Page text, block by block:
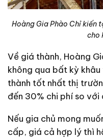
Hoàng Gia Phào Chỉ kiến
cho
Về giá thành, Hoàng
không qua bất kỳ
thành tốt nhất thị
đến 30% chi phí so
Nếu gia chủ mong
cấp, giá cả hợp lý thì